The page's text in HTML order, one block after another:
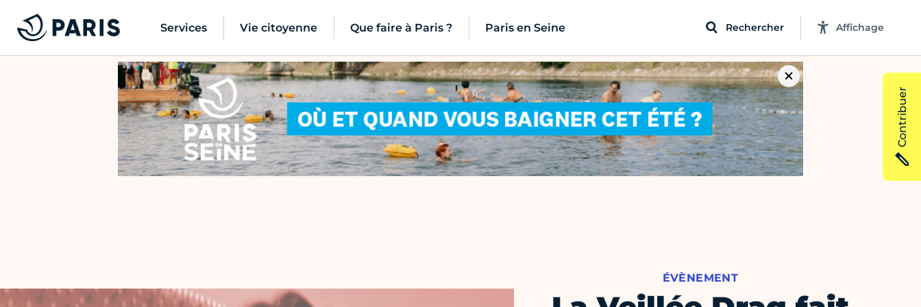
Services Vie citoyenne Que faire à Paris ? Paris en Seine Rechercher Affichage
ÉVÈNEMENT
Contribuer